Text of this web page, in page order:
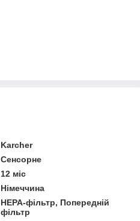
Karcher
Сенсорне
12 міс
Німеччина
HEPA-фільтр, Попередній
фільтр